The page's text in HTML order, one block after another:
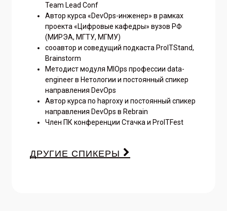
Team Lead Сonf
Автор курса «DevOps-инженер» в рамках
проекта «Цифровые кафедры» вузов РФ
(МИРЭА, МГТУ, МГМУ)
сооавтор и соведущий подкаста ProITStand,
Brainstorm
Методист модуля MlOps профессии data-
engineer в Нетологии и постоянный спикер
направления DevOps
Автор курса по haproxy и постоянный спикер
направления DevOps в Rebrain
Член ПК конференции Стачка и ProITFest
ДРУГИЕ СПИКЕРЫ